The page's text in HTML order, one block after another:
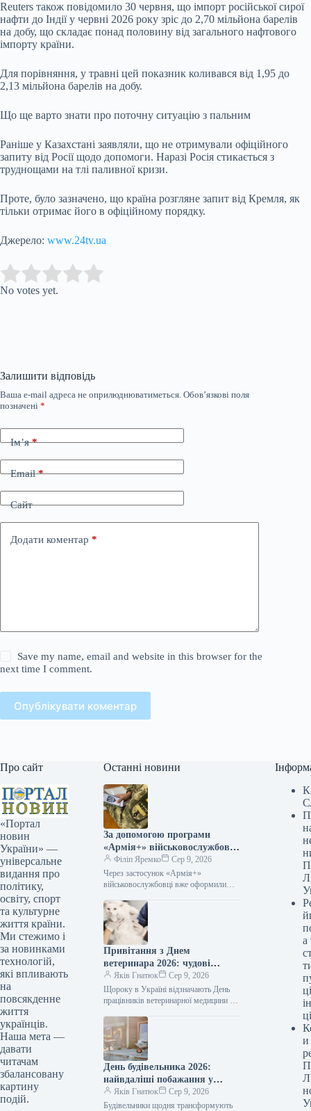
Reuters також повідомило 30 червня, що імпорт російської сирої
нафти до Індії у червні 2026 року зріс до 2,70 мільйона барелів
на добу, що складає понад половину від загального нафтового
імпорту країни.
Для порівняння, у травні цей показник коливався від 1,95 до
2,13 мільйона барелів на добу.
Що ще варто знати про поточну ситуацію з пальним
Раніше у Казахстані заявляли, що не отримували офіційного
запиту від Росії щодо допомоги. Наразі Росія стикається з
труднощами на тлі паливної кризи.
Проте, було зазначено, що країна розгляне запит від Кремля, як
тільки отримає його в офіційному порядку.
Джерело: www.24tv.ua
Rate this item:
No votes yet.
Залишити відповідь
Ваша e-mail адреса не оприлюднюватиметься. Обов’язкові поля
позначені *
Ім’я*
Email*
Сайт
Додати коментар *
Save my name, email and website in this browser for the
next time I comment.
Опублікувати коментар
Про сайт
«Портал
новин
України» —
універсальне
видання про
політику,
освіту, спорт
та культурне
життя країни.
Ми стежимо і
за новинками
технологій,
які впливають
на
повсякденне
життя
українців.
Наша мета —
давати
читачам
збалансовану
картину
подій.
Останні новини
За допомогою програми
«Армія+» військовослужбовці
вже оформили приблизно 3
мільйони рапортів.
Філіп Яремко
Сер 9, 2026
Через застосунок «Армія+»
військовослужбовці вже оформили
09.08.2026 04:07 Укрінформ За два
роки функціонування «Армія+»
військовослужбовці направили…
Привітання з Днем
ветеринара 2026: чудові
побажання прозою, віршами
та власними словами
Яків Гнатюк
Сер 9, 2026
Щороку в Україні відзначають День
працівників ветеринарної медицини —
щоденно опікуються здоров’ям
домашніх улюбленців, худоби та навіть
диких тварин.…
День будівельника 2026:
найвдаліші побажання у
прозі, віршах та листівках
для творців майбутнього
Яків Гнатюк
Сер 9, 2026
Будівельники щодня трансформують
Л
а
ці
и